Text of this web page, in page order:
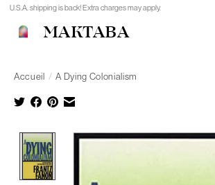
U.S.A. shipping is back! Extra charges may apply.
MAKTABA
Accueil / A Dying Colonialism
Product image slideshow Items